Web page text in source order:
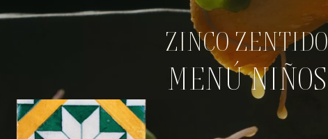
ZINCO ZENTIDO
MENÚ NIÑOS